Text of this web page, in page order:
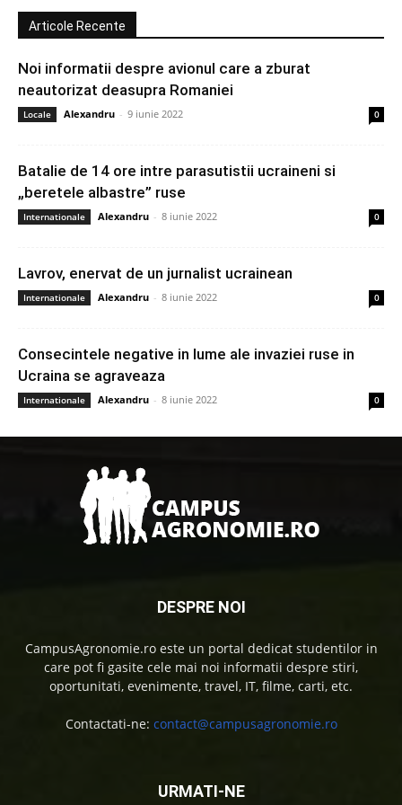
Articole Recente
Noi informatii despre avionul care a zburat
neautorizat deasupra Romaniei
Locale Alexandru - 9 iunie 2022 0
Batalie de 14 ore intre parasutistii ucraineni si
„beretele albastre” ruse
Internationale Alexandru - 8 iunie 2022 0
Lavrov, enervat de un jurnalist ucrainean
Internationale Alexandru - 8 iunie 2022 0
Consecintele negative in lume ale invaziei ruse in
Ucraina se agraveaza
Internationale Alexandru - 8 iunie 2022 0
DESPRE NOI
CampusAgronomie.ro este un portal dedicat studentilor in
care pot fi gasite cele mai noi informatii despre stiri,
oportunitati, evenimente, travel, IT, filme, carti, etc.
Contactati-ne: contact@campusagronomie.ro
URMATI-NE